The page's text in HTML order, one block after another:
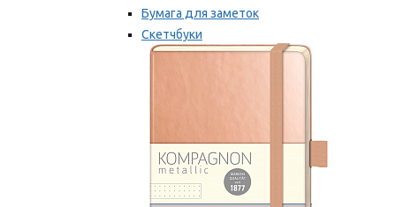
Бумага для заметок
Скетчбуки
Тетради